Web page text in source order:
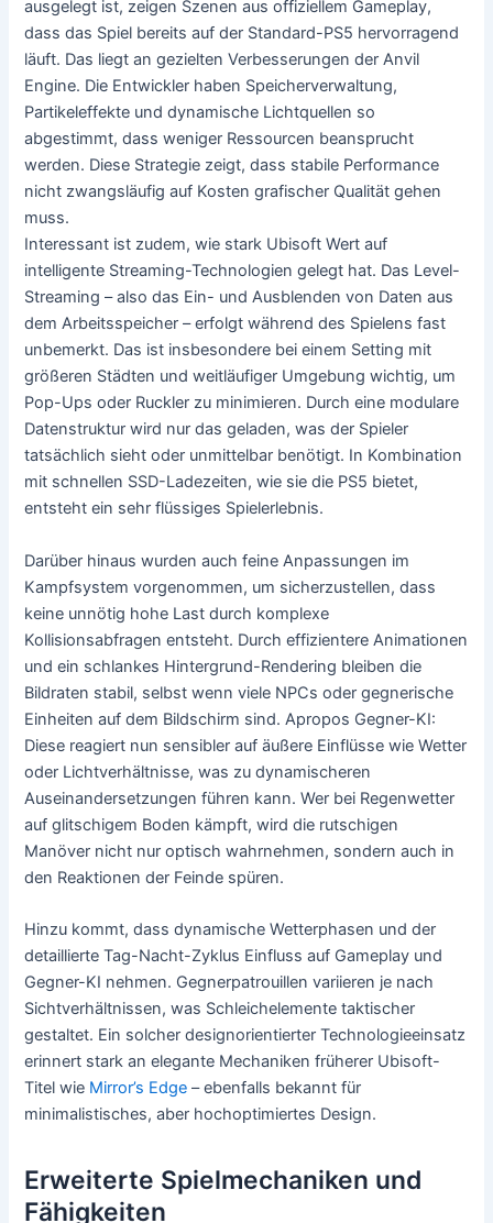
ausgelegt ist, zeigen Szenen aus offiziellem Gameplay,
dass das Spiel bereits auf der Standard-PS5 hervorragend
läuft. Das liegt an gezielten Verbesserungen der Anvil
Engine. Die Entwickler haben Speicherverwaltung,
Partikeleffekte und dynamische Lichtquellen so
abgestimmt, dass weniger Ressourcen beansprucht
werden. Diese Strategie zeigt, dass stabile Performance
nicht zwangsläufig auf Kosten grafischer Qualität gehen
muss.
Interessant ist zudem, wie stark Ubisoft Wert auf
intelligente Streaming-Technologien gelegt hat. Das Level-
Streaming – also das Ein- und Ausblenden von Daten aus
dem Arbeitsspeicher – erfolgt während des Spielens fast
unbemerkt. Das ist insbesondere bei einem Setting mit
größeren Städten und weitläufiger Umgebung wichtig, um
Pop-Ups oder Ruckler zu minimieren. Durch eine modulare
Datenstruktur wird nur das geladen, was der Spieler
tatsächlich sieht oder unmittelbar benötigt. In Kombination
mit schnellen SSD-Ladezeiten, wie sie die PS5 bietet,
entsteht ein sehr flüssiges Spielerlebnis.
Darüber hinaus wurden auch feine Anpassungen im
Kampfsystem vorgenommen, um sicherzustellen, dass
keine unnötig hohe Last durch komplexe
Kollisionsabfragen entsteht. Durch effizientere Animationen
und ein schlankes Hintergrund-Rendering bleiben die
Bildraten stabil, selbst wenn viele NPCs oder gegnerische
Einheiten auf dem Bildschirm sind. Apropos Gegner-KI:
Diese reagiert nun sensibler auf äußere Einflüsse wie Wetter
oder Lichtverhältnisse, was zu dynamischeren
Auseinandersetzungen führen kann. Wer bei Regenwetter
auf glitschigem Boden kämpft, wird die rutschigen
Manöver nicht nur optisch wahrnehmen, sondern auch in
den Reaktionen der Feinde spüren.
Hinzu kommt, dass dynamische Wetterphasen und der
detaillierte Tag-Nacht-Zyklus Einfluss auf Gameplay und
Gegner-KI nehmen. Gegnerpatrouillen variieren je nach
Sichtverhältnissen, was Schleichelemente taktischer
gestaltet. Ein solcher designorientierter Technologieeinsatz
erinnert stark an elegante Mechaniken früherer Ubisoft-
Titel wie Mirror’s Edge – ebenfalls bekannt für
minimalistisches, aber hochoptimiertes Design.
Erweiterte Spielmechaniken und
Fähigkeiten